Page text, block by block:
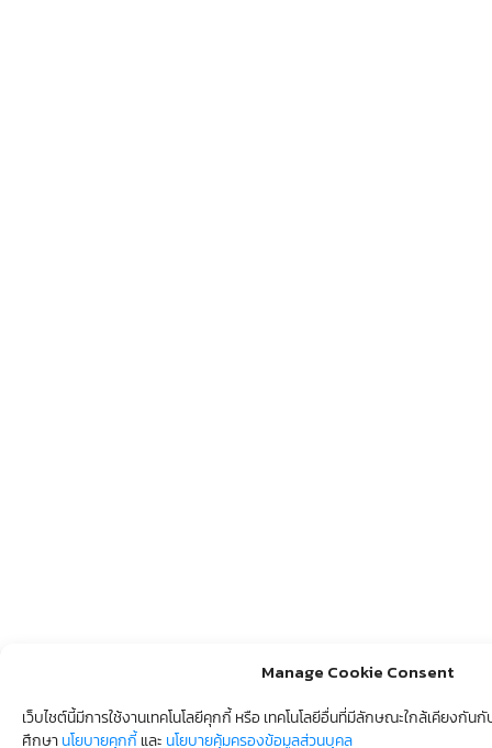
Manage Cookie Consent
เว็บไชต์นี้มีการใช้งานเทคโนโลยีคุกกี้ หรือ เทคโนโลยีอื่นที่มีลักษณะใกล้เคียงกัน
ศึกษานโยบายคุกกี้และ นโยบายคุ้มครองข้อมูลส่วนบุคล